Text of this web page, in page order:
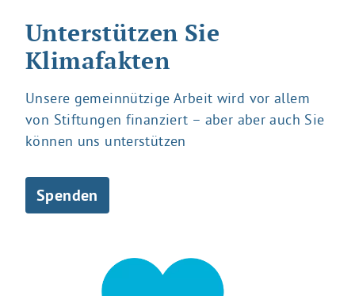
Unterstützen Sie
Klimafakten
Unsere gemeinnützige Arbeit wird vor allem
von Stiftungen finanziert – aber aber auch Sie
können uns unterstützen
Spenden